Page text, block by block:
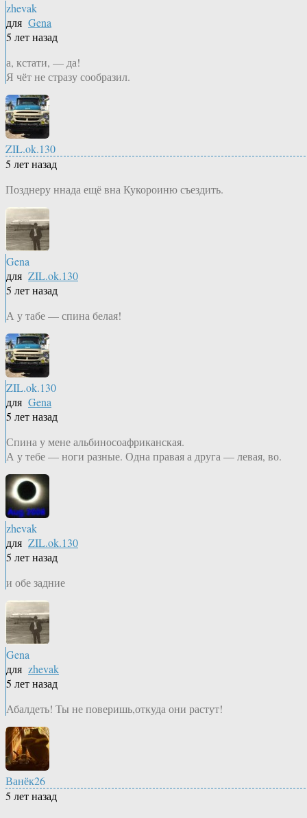
zhevak
для Gena
5 лет назад
а, кстати, — да!
Я чёт не стразу сообразил.
ZIL.ok.130
5 лет назад
Позднеру ннада ещё вна Кукороиню съездить.
Gena
для ZIL.ok.130
5 лет назад
А у табе — спина белая!
ZIL.ok.130
для Gena
5 лет назад
Спина у мене альбиносоафриканская.
А у тебе — ноги разные. Одна правая а друга — левая, во.
zhevak
для ZIL.ok.130
5 лет назад
и обе задние
Gena
для zhevak
5 лет назад
Абалдеть! Ты не поверишь,откуда они растут!
Ванёк26
5 лет назад